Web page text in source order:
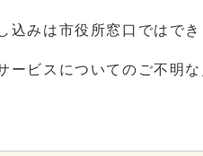
込みは市役所窓口ではで
ービスについてのご不明